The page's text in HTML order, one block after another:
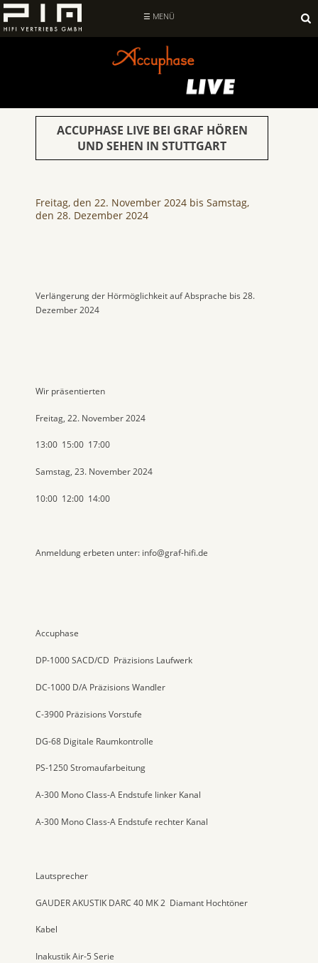
☰ MENÜ
nach:
ACCUPHASE LIVE BEI GRAF HÖREN
UND SEHEN IN STUTTGART
Freitag, den 22. November 2024 bis Samstag,
den 28. Dezember 2024
Verlängerung der Hörmöglichkeit auf Absprache bis 28.
Dezember 2024
Wir präsentierten
Freitag, 22. November 2024
13:00 15:00 17:00
Samstag, 23. November 2024
10:00 12:00 14:00
Anmeldung erbeten unter: info@graf-hifi.de
Accuphase
DP-1000 SACD/CD Präzisions Laufwerk
DC-1000 D/A Präzisions Wandler
C-3900 Präzisions Vorstufe
DG-68 Digitale Raumkontrolle
PS-1250 Stromaufarbeitung
A-300 Mono Class-A Endstufe linker Kanal
A-300 Mono Class-A Endstufe rechter Kanal
Lautsprecher
GAUDER AKUSTIK DARC 40 MK 2 Diamant Hochtöner
Kabel
Inakustik Air-5 Serie